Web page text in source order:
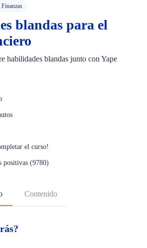
blandas para el
habilidades blandas junto con Yape
el curso!
positivas (9780)
Contenido